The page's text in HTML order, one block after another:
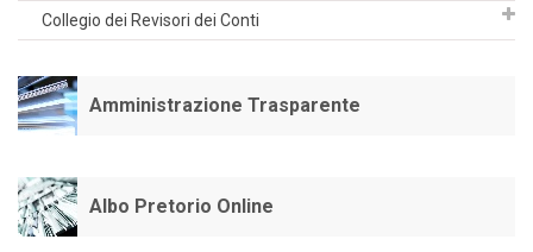
Collegio dei Revisori dei Conti
Amministrazione Trasparente
Albo Pretorio Online